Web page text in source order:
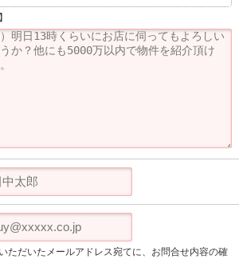
ただいたメールアドレス宛てに、お問合せ内容の確